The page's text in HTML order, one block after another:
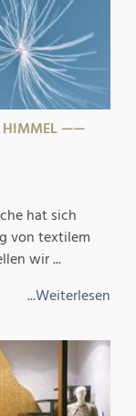
HIMMEL ——
hat sich
von textilem
wir ...
...Weiterlesen